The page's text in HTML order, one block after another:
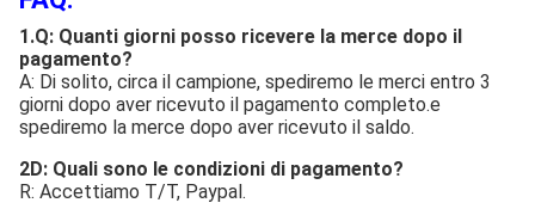
1.Q: Quanti giorni posso ricevere la merce dopo il
pagamento?
A: Di solito, circa il campione, spediremo le merci entro 3
giorni dopo aver ricevuto il pagamento completo.e
spediremo la merce dopo aver ricevuto il saldo.
2D: Quali sono le condizioni di pagamento?
R: Accettiamo T/T, Paypal.